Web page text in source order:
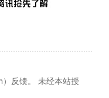
反馈。 未经本站授